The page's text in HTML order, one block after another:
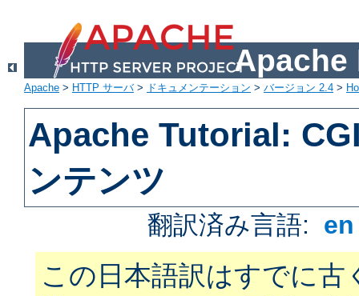
Apache
Apache > HTTP サーバ> ドキュメンテーション > バージョン 2.4 >
Apache Tutorial:
ンテンツ
翻訳済み言語:
この日本語訳はすでに古